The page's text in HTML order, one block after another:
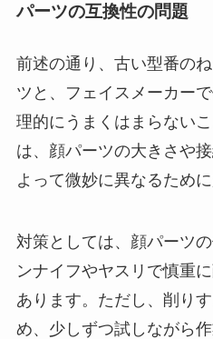
パーツの互換性の問題
前述の通り、古い型番の
ツと、フェイスメーカー
理的にうまくはまらない
は、顔パーツの大きさや
よって微妙に異なるために
対策としては、顔パーツ
ンナイフやヤスリで慎重
あります。ただし、削り
め、少しずつ試しながら